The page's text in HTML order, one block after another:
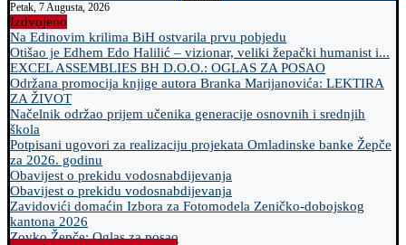
Petak, 7 Augusta, 2026
Izdvojeno
Na Edinovim krilima BiH ostvarila prvu pobjedu
Otišao je Edhem Edo Halilić – vizionar, veliki žepački humanist i...
EXCEL ASSEMBLIES BH D.O.O.: OGLAS ZA POSAO
Održana promocija knjige autora Branka Marijanovića: LEKTIRA
ZA ŽIVOT
Načelnik održao prijem učenika generacije osnovnih i srednjih
škola
Potpisani ugovori za realizaciju projekata Omladinske banke Žepče
za 2026. godinu
Obavijest o prekidu vodosnabdijevanja
Obavijest o prekidu vodosnabdijevanja
Zavidovići domaćin Izbora za Fotomodela Zeničko-dobojskog
kantona 2026
Zovko Žepče: Oglas za posao